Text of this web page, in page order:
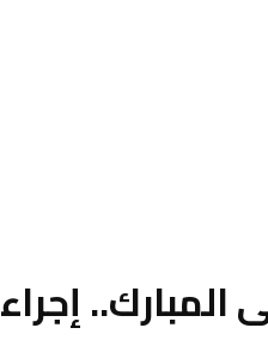
للمرضى بمستشفيات الصحة بالشرقية